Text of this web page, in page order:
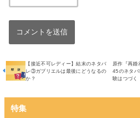
【接近不可レディー】結末のネタバ
レ③ガブリエルは最後にどうなるの
か？
原作『再婚
45のネタバ
験はつづく
特集